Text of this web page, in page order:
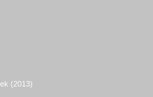
(2013)